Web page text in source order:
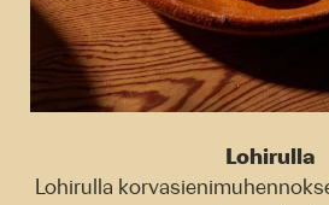
Lohirulla
Lohirulla